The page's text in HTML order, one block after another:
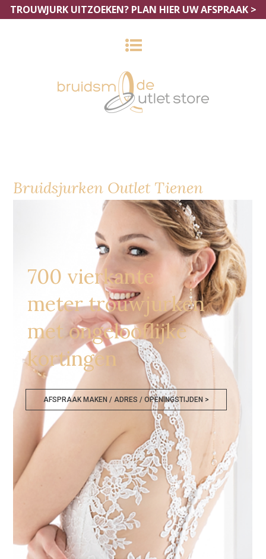
TROUWJURK UITZOEKEN? PLAN HIER UW AFSPRAAK >
Bruidsjurken Outlet Tienen
700 vierkante
meter trouwjurken
met ongelooflijke
kortingen
AFSPRAAK MAKEN / ADRES / OPENINGSTIJDEN >
Bruidsjurken Outlet Tienen
Bruidsjurken Outlet Tienen. De
grootste